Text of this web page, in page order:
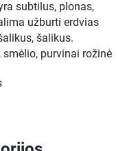
subtilus, plonas,
užburti erdvias
šalikus.
smėlio, purvinai rožinė